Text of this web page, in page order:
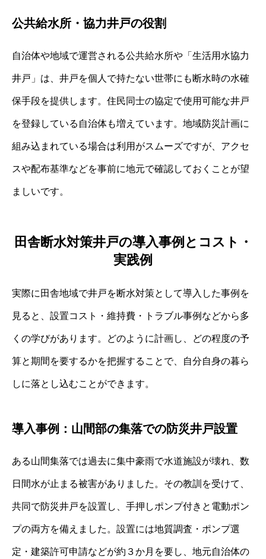
公共給水所・協力井戸の役割
自治体や地域で運営される公共給水所や「生活用水協力
井戸」は、井戸を個人で持たない世帯にも断水時の水確
保手段を提供します。住民同士の協定で使用可能な井戸
を登録している自治体も増えています。地域防災計画に
組み込まれている場合は利用がスムーズですが、アクセ
スや配布基準などを事前に地元で確認しておくことが望
ましいです。
田舎断水対策井戸の導入事例とコスト・
実践例
実際に田舎地域で井戸を断水対策として導入した事例を
見ると、設置コスト・維持費・トラブル事例などから多
くの学びがあります。どのように計画し、どの程度の予
算と期間を要するかを把握することで、自分自身の暮ら
しに落とし込むことができます。
導入事例：山間部の集落での防災井戸設置
ある山間集落では過去に集中豪雨で水道施設が壊れ、数
日間水が止まる被害がありました。その教訓を受けて、
共同で防災井戸を設置し、手押しポンプ付きと電動ポン
プの両方を備えました。設置には地質調査・ポンプ選
定・建築許可申請などが約３か月を要し、地元自治体の